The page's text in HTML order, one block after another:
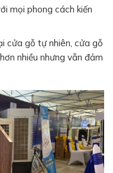
mọi phong cách kiến
cửa gỗ tự nhiên, cửa gỗ
nhiều nhưng vẫn đảm